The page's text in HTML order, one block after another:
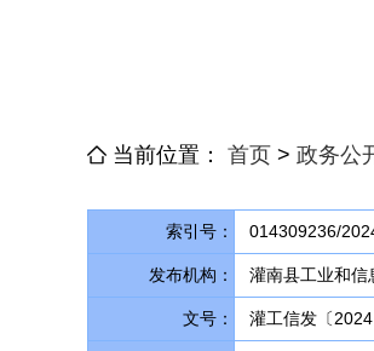
当前位置： 首页 > 政务公
索引号： 014309236/
发布机构： 灌南县工业和信
文号： 灌工信发〔